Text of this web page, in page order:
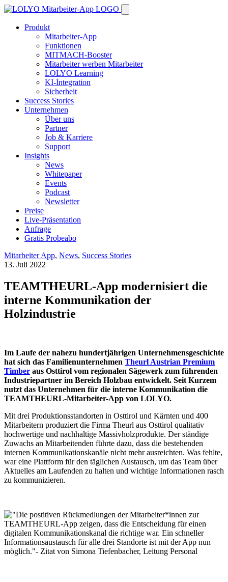
Produkt
Mitarbeiter-App
Funktionen
MITMACH-Booster
Mitarbeiter werben Mitarbeiter
LOLYO Learning
KI-Integration
Sicherheit
Success Stories
Unternehmen
Über uns
Partner
Job & Karriere
Support
Insights
News
Whitepaper
Events
Podcast
Newsletter
Preise
Live-Präsentation
Anfrage
Gratis Probeabo
Mitarbeiter App, News, Success Stories
13. Juli 2022
TEAMTHEURL-App modernisiert die
interne Kommunikation der
Holzindustrie
Im Laufe der nahezu hundertjährigen Unternehmensgeschichte
hat sich das Familienunternehmen Theurl Austrian Premium
Timber aus Osttirol vom regionalen Sägewerk zum führenden
Industriepartner im Bereich Holzbau entwickelt. Seit Kurzem
nutzt das Unternehmen für die interne Kommunikation die
TEAMTHEURL-Mitarbeiter-App von LOLYO.
Mit drei Produktionsstandorten in Osttirol und Kärnten und 400
Mitarbeitern produziert die Firma Theurl aus Osttirol qualitativ
hochwertige und nachhaltige Massivholzprodukte. Der ständige
Zuwachs an Mitarbeitenden führte dazu, dass die bestehenden
internen Kommunikationskanäle nicht mehr ausreichten. Was fehlte,
war eine Plattform für den täglichen Austausch, um das Team über
Aktuelles am Laufenden zu halten und wichtige Informationen rasch
zu kommunizieren.